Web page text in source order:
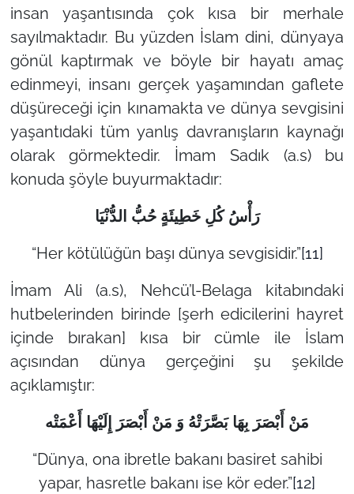
insan yaşantısında çok kısa bir merhale
sayılmaktadır. Bu yüzden İslam dini, dünyaya
gönül kaptırmak ve böyle bir hayatı amaç
edinmeyi, insanı gerçek yaşamından gaflete
düşüreceği için kınamakta ve dünya sevgisini
yaşantıdaki tüm yanlış davranışların kaynağı
olarak görmektedir. İmam Sadık (a.s) bu
konuda şöyle buyurmaktadır:
رَأْسُ‏ كُلِ‏ خَطِيئَةٍ حُبُّ الدُّنْيَا
“Her kötülüğün başı dünya sevgisidir.”[11]
İmam Ali (a.s), Nehcü’l-Belaga kitabındaki
hutbelerinden birinde [şerh edicilerini hayret
içinde bırakan] kısa bir cümle ile İslam
açısından dünya gerçeğini şu şekilde
açıklamıştır:
مَنْ‏ أَبْصَرَ بِهَا بَصَّرَتْهُ‏ وَ مَنْ أَبْصَرَ إِلَيْهَا أَعْمَتْه
“Dünya, ona ibretle bakanı basiret sahibi
yapar, hasretle bakanı ise kör eder.”[12]